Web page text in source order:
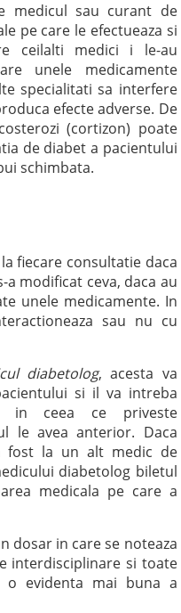
medicul sau curant de
pe care le efectueaza si
ceilalti medici i le-au
unele medicamente
specialitati sa interfere
efecte adverse. De
(cortizon) poate
de diabet a pacientului
schimbata.
fiecare consultatie daca
modificat ceva, daca au
unele medicamente. In
sau nu cu
diabetolog, acesta va
si il va intreba
in ceea ce priveste
le avea anterior. Daca
fost la un alt medic de
diabetolog biletul
medicala pe care a
dosar in care se noteaza
interdisciplinare si toate
o evidenta mai buna a